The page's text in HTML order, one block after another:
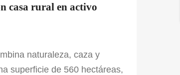
casa rural en activo
naturaleza, caza y
superficie de 560 hectáreas,